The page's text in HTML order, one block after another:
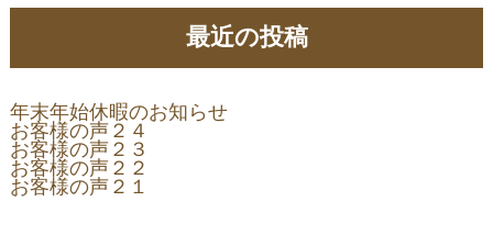
最近の投稿
年末年始休暇のお知らせ
お客様の声２４
お客様の声２３
お客様の声２２
お客様の声２１